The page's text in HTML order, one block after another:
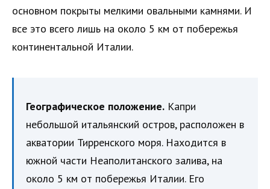
основном покрыты мелкими овальными камнями. И
все это всего лишь на около 5 км от побережья
континентальной Италии.
Географическое положение. Капри
небольшой итальянский остров, расположен в
акватории Тирренского моря. Находится в
южной части Неаполитанского залива, на
около 5 км от побережья Италии. Его